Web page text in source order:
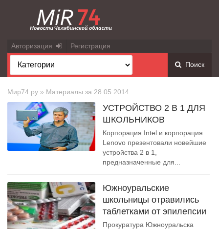
Авторизация Регистрация
Поиск
Мир74.ру » Материалы за 28.05.2014
УСТРОЙСТВО 2 В 1 ДЛЯ
ШКОЛЬНИКОВ
Корпорация Intel и корпорация
Lenovo презентовали новейшие
устройства 2 в 1,
предназначенные для...
Южноуральские
школьницы отравились
таблетками от эпилепсии
Прокуратура Южноуральска